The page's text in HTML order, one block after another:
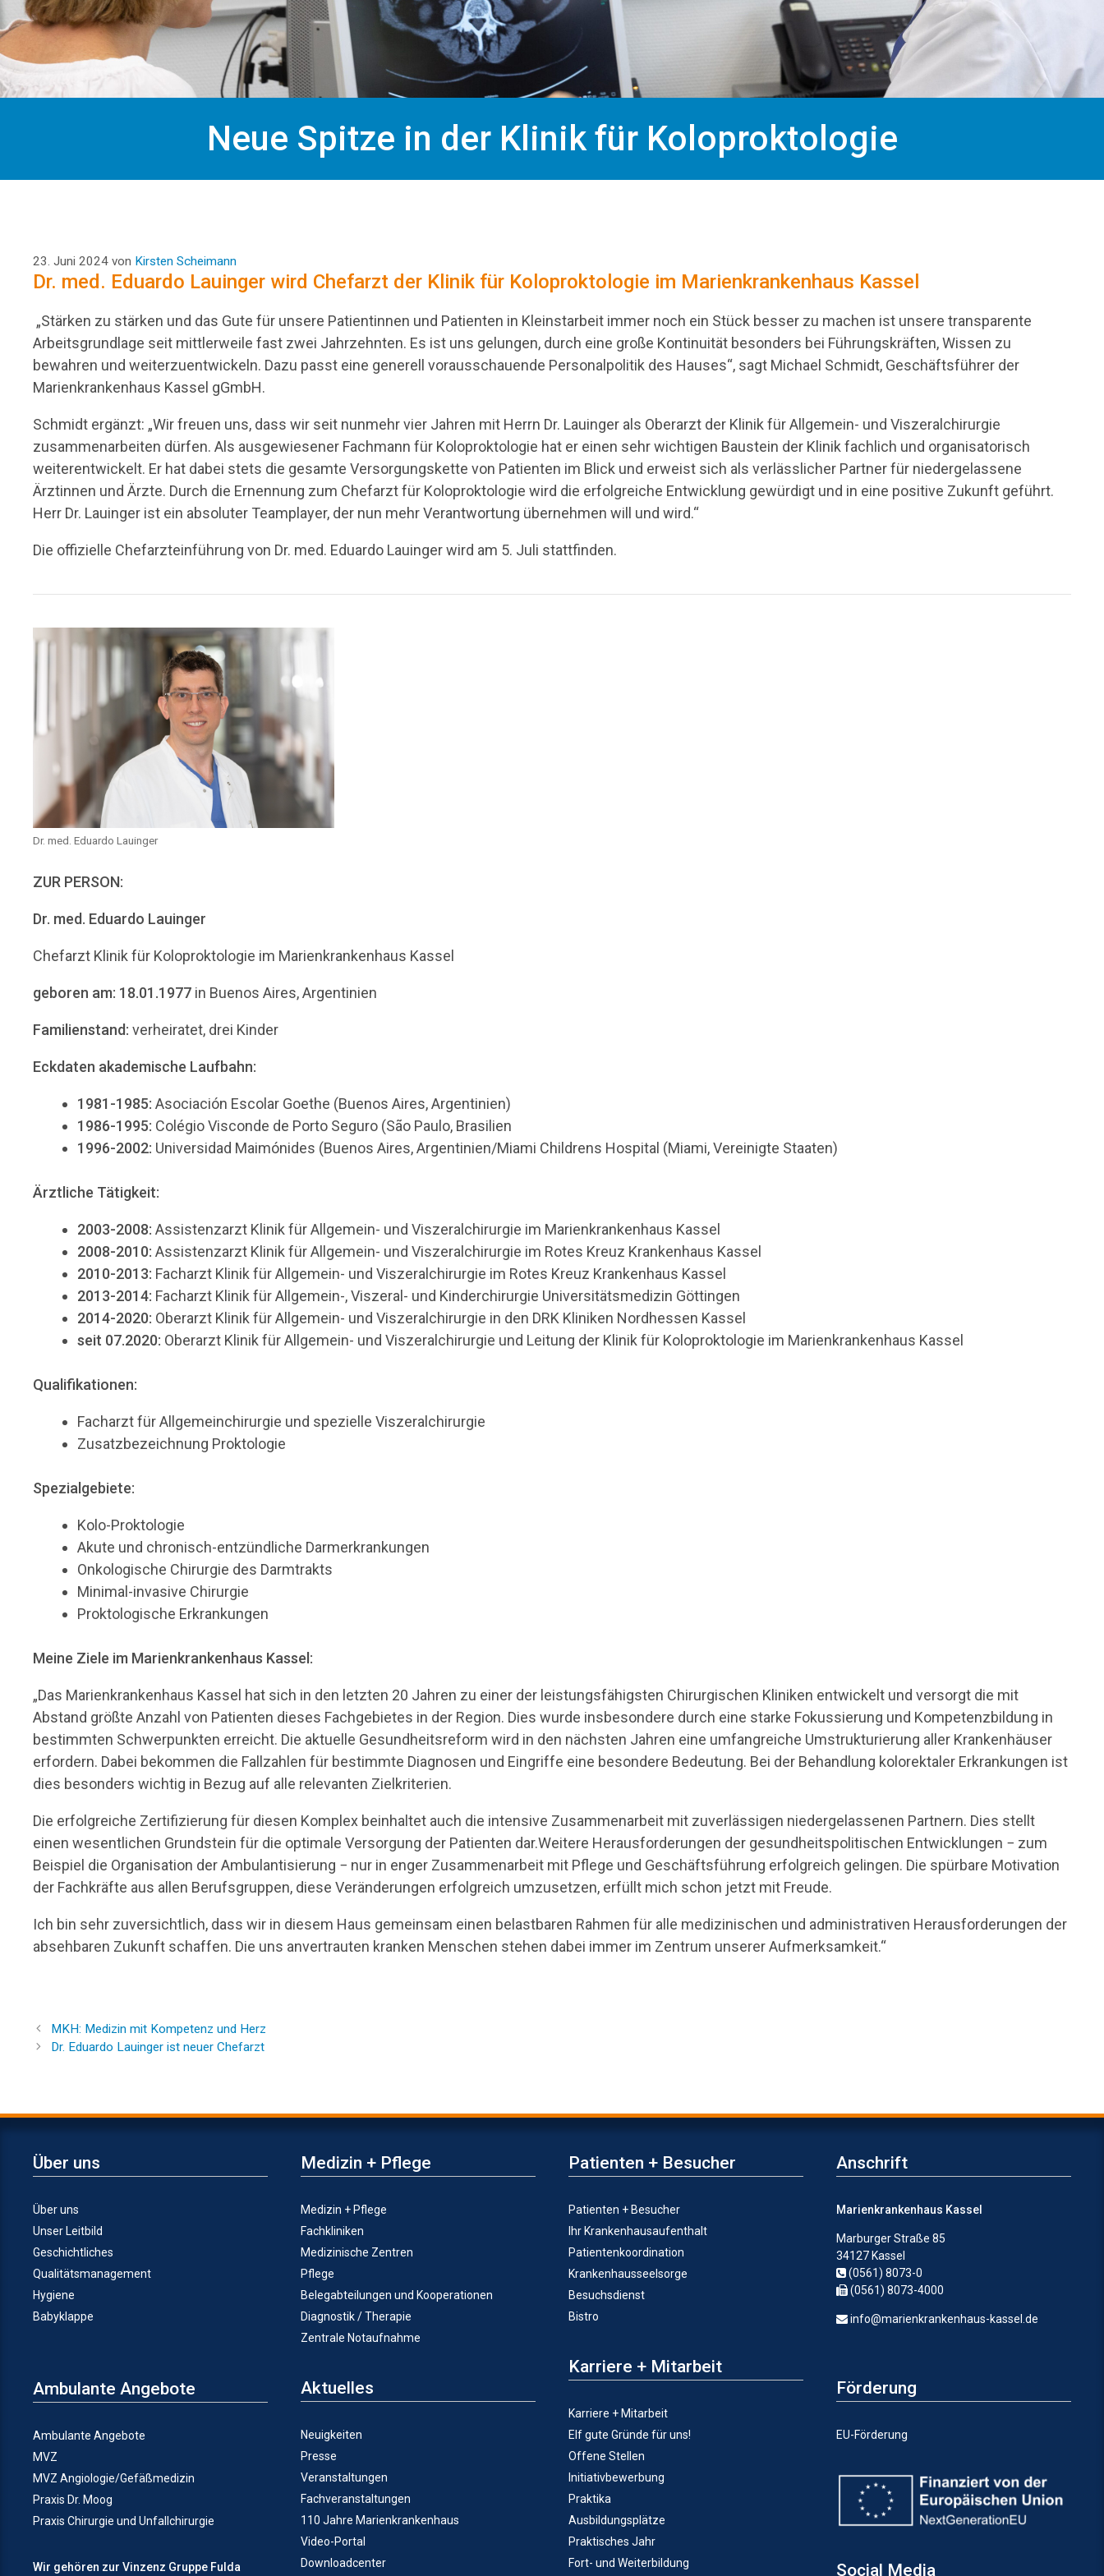
Neue Spitze in der Klinik für Koloproktologie
23. Juni 2024 von Kirsten Scheimann
Dr. med. Eduardo Lauinger wird Chefarzt der Klinik für Koloproktologie im Marienkrankenhaus Kassel
„Stärken zu stärken und das Gute für unsere Patientinnen und Patienten in Kleinstarbeit immer noch ein Stück besser zu machen ist unsere transparente
Arbeitsgrundlage seit mittlerweile fast zwei Jahrzehnten. Es ist uns gelungen, durch eine große Kontinuität besonders bei Führungskräften, Wissen zu
bewahren und weiterzuentwickeln. Dazu passt eine generell vorausschauende Personalpolitik des Hauses“, sagt Michael Schmidt, Geschäftsführer der
Marienkrankenhaus Kassel gGmbH.
Schmidt ergänzt: „Wir freuen uns, dass wir seit nunmehr vier Jahren mit Herrn Dr. Lauinger als Oberarzt der Klinik für Allgemein- und Viszeralchirurgie
zusammenarbeiten dürfen. Als ausgewiesener Fachmann für Koloproktologie hat er einen sehr wichtigen Baustein der Klinik fachlich und organisatorisch
weiterentwickelt. Er hat dabei stets die gesamte Versorgungskette von Patienten im Blick und erweist sich als verlässlicher Partner für niedergelassene
Ärztinnen und Ärzte. Durch die Ernennung zum Chefarzt für Koloproktologie wird die erfolgreiche Entwicklung gewürdigt und in eine positive Zukunft geführt.
Herr Dr. Lauinger ist ein absoluter Teamplayer, der nun mehr Verantwortung übernehmen will und wird.“
Die offizielle Chefarzteinführung von Dr. med. Eduardo Lauinger wird am 5. Juli stattfinden.
Dr. med. Eduardo Lauinger
ZUR PERSON:
Dr. med. Eduardo Lauinger
Chefarzt Klinik für Koloproktologie im Marienkrankenhaus Kassel
geboren am: 18.01.1977 in Buenos Aires, Argentinien
Familienstand: verheiratet, drei Kinder
Eckdaten akademische Laufbahn:
1981-1985: Asociación Escolar Goethe (Buenos Aires, Argentinien)
1986-1995: Colégio Visconde de Porto Seguro (São Paulo, Brasilien
1996-2002: Universidad Maimónides (Buenos Aires, Argentinien/Miami Childrens Hospital (Miami, Vereinigte Staaten)
Ärztliche Tätigkeit:
2003-2008: Assistenzarzt Klinik für Allgemein- und Viszeralchirurgie im Marienkrankenhaus Kassel
2008-2010: Assistenzarzt Klinik für Allgemein- und Viszeralchirurgie im Rotes Kreuz Krankenhaus Kassel
2010-2013: Facharzt Klinik für Allgemein- und Viszeralchirurgie im Rotes Kreuz Krankenhaus Kassel
2013-2014: Facharzt Klinik für Allgemein-, Viszeral- und Kinderchirurgie Universitätsmedizin Göttingen
2014-2020: Oberarzt Klinik für Allgemein- und Viszeralchirurgie in den DRK Kliniken Nordhessen Kassel
seit 07.2020: Oberarzt Klinik für Allgemein- und Viszeralchirurgie und Leitung der Klinik für Koloproktologie im Marienkrankenhaus Kassel
Qualifikationen:
Facharzt für Allgemeinchirurgie und spezielle Viszeralchirurgie
Zusatzbezeichnung Proktologie
Spezialgebiete:
Kolo-Proktologie
Akute und chronisch-entzündliche Darmerkrankungen
Onkologische Chirurgie des Darmtrakts
Minimal-invasive Chirurgie
Proktologische Erkrankungen
Meine Ziele im Marienkrankenhaus Kassel:
„Das Marienkrankenhaus Kassel hat sich in den letzten 20 Jahren zu einer der leistungsfähigsten Chirurgischen Kliniken entwickelt und versorgt die mit
Abstand größte Anzahl von Patienten dieses Fachgebietes in der Region. Dies wurde insbesondere durch eine starke Fokussierung und Kompetenzbildung in
bestimmten Schwerpunkten erreicht. Die aktuelle Gesundheitsreform wird in den nächsten Jahren eine umfangreiche Umstrukturierung aller Krankenhäuser
erfordern. Dabei bekommen die Fallzahlen für bestimmte Diagnosen und Eingriffe eine besondere Bedeutung. Bei der Behandlung kolorektaler Erkrankungen ist
dies besonders wichtig in Bezug auf alle relevanten Zielkriterien.
Die erfolgreiche Zertifizierung für diesen Komplex beinhaltet auch die intensive Zusammenarbeit mit zuverlässigen niedergelassenen Partnern. Dies stellt
einen wesentlichen Grundstein für die optimale Versorgung der Patienten dar.Weitere Herausforderungen der gesundheitspolitischen Entwicklungen − zum
Beispiel die Organisation der Ambulantisierung − nur in enger Zusammenarbeit mit Pflege und Geschäftsführung erfolgreich gelingen. Die spürbare Motivation
der Fachkräfte aus allen Berufsgruppen, diese Veränderungen erfolgreich umzusetzen, erfüllt mich schon jetzt mit Freude.
Ich bin sehr zuversichtlich, dass wir in diesem Haus gemeinsam einen belastbaren Rahmen für alle medizinischen und administrativen Herausforderungen der
absehbaren Zukunft schaffen. Die uns anvertrauten kranken Menschen stehen dabei immer im Zentrum unserer Aufmerksamkeit.“
MKH: Medizin mit Kompetenz und Herz
Dr. Eduardo Lauinger ist neuer Chefarzt
Über uns
Über uns
Unser Leitbild
Geschichtliches
Qualitätsmanagement
Hygiene
Babyklappe
Ambulante Angebote
Ambulante Angebote
MVZ
MVZ Angiologie/Gefäßmedizin
Praxis Dr. Moog
Praxis Chirurgie und Unfallchirurgie
Wir gehören zur Vinzenz Gruppe Fulda
Medizin + Pflege
Medizin + Pflege
Fachkliniken
Medizinische Zentren
Pflege
Belegabteilungen und Kooperationen
Diagnostik / Therapie
Zentrale Notaufnahme
Aktuelles
Neuigkeiten
Presse
Veranstaltungen
Fachveranstaltungen
110 Jahre Marienkrankenhaus
Video-Portal
Downloadcenter
Patienten + Besucher
Patienten + Besucher
Ihr Krankenhausaufenthalt
Patientenkoordination
Krankenhausseelsorge
Besuchsdienst
Bistro
Karriere + Mitarbeit
Karriere + Mitarbeit
Elf gute Gründe für uns!
Offene Stellen
Initiativbewerbung
Praktika
Ausbildungsplätze
Praktisches Jahr
Fort- und Weiterbildung
Anschrift
Marienkrankenhaus Kassel
Marburger Straße 85
34127 Kassel
(0561) 8073-0
(0561) 8073-4000
info@marienkrankenhaus-kassel.de
Förderung
EU-Förderung
Social Media